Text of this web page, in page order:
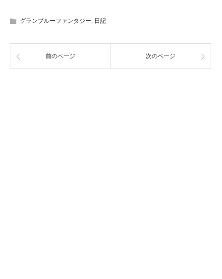
グランブルーファンタジー 日記
前のページ 次のページ